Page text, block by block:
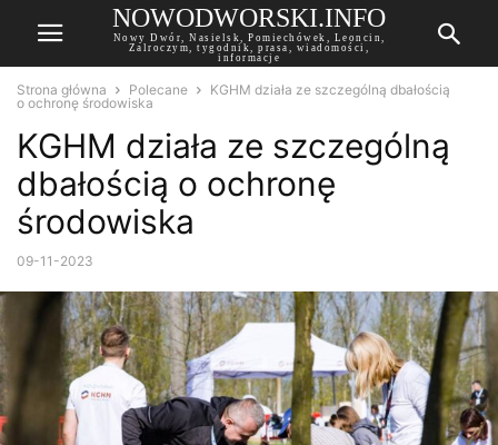
NOWODWORSKI.INFO
Nowy Dwór, Nasielsk, Pomiechówek, Leoncin,
Zalroczym, tygodnik, prasa, wiadomości,
informacje
Strona główna Polecane
KGHM działa ze szczególną dbałością
o ochronę środowiska
KGHM działa ze szczególną
dbałością o ochronę
środowiska
09-11-2023